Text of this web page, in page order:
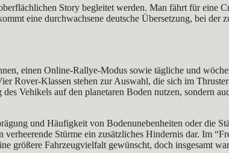
Story begleitet werden. Man fährt für
eine durchwachsene deutsche Übersetzung, bei der
einen Online-Rallye-Modus sowie tägliche und
Rover-Klassen stehen zur Auswahl, die sich im
Vehikels auf den planetaren Boden nutzen, sondern
und Häufigkeit von Bodenunebenheiten oder die
Stürme ein zusätzliches Hindernis dar. Im
größere Fahrzeugvielfalt gewünscht, doch insgesamt